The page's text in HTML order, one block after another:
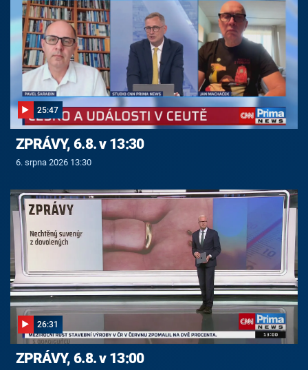
25:47
ZPRÁVY, 6.8. v 13:30
6. srpna 2026 13:30
26:31
ZPRÁVY, 6.8. v 13:00